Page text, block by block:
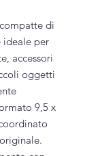
di
ideale per
accessori
oggetti
9,5 x